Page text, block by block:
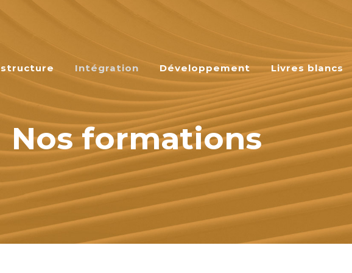
Intégration Développement Livres blancs
Nos formations